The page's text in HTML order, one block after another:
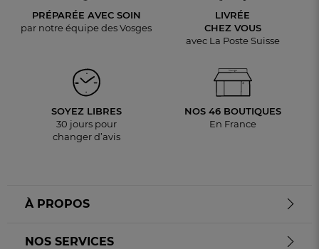
PRÉPARÉE AVEC SOIN
par notre équipe des Vosges
LIVRÉE
CHEZ VOUS
avec La Poste Suisse
SOYEZ LIBRES
30 jours pour
changer d’avis
NOS 46 BOUTIQUES
En France
À PROPOS
NOS SERVICES